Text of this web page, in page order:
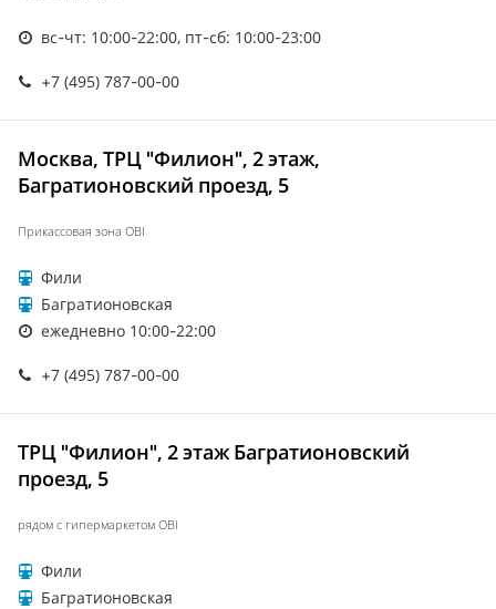
вс-чт: 10:00-22:00, пт-сб: 10:00-23:00
+7 (495) 787-00-00
Москва, ТРЦ "Филион", 2 этаж,
Багратионовский проезд, 5
Прикассовая зона OBI
Фили
Багратионовская
ежедневно 10:00-22:00
+7 (495) 787-00-00
ТРЦ "Филион", 2 этаж Багратионовский
проезд, 5
рядом с гипермаркетом OBI
Фили
Багратионовская